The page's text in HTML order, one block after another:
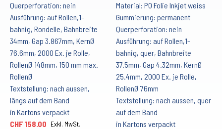
Querperforation: nein
Ausführung: auf Rollen,1-
bahnig, Rondelle, Bahnbreite
34mm, Gap 3.867mm, KernØ
76.6mm, 2000 Ex. je Rolle,
RollenØ 148mm, 150 mm max.
RollenØ
Textstellung: nach aussen,
längs auf dem Band
in Kartons verpackt
CHF 158.00 Exkl. MwSt.
Material: PO Folie Inkjet weiss
Gummierung: permanent
Querperforation: nein
Ausführung: auf Rollen,1-
bahnig, quer, Bahnbreite
37.5mm, Gap 4.32mm, KernØ
25.4mm, 2000 Ex. je Rolle,
RollenØ 76mm
Textstellung: nach aussen, quer
auf dem Band
in Kartons verpackt